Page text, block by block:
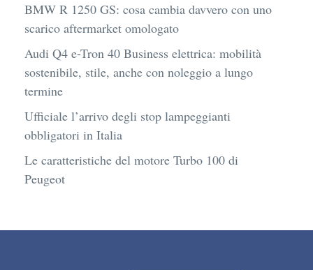
BMW R 1250 GS: cosa cambia davvero con uno
scarico aftermarket omologato
Audi Q4 e-Tron 40 Business elettrica: mobilità
sostenibile, stile, anche con noleggio a lungo
termine
Ufficiale l’arrivo degli stop lampeggianti
obbligatori in Italia
Le caratteristiche del motore Turbo 100 di
Peugeot